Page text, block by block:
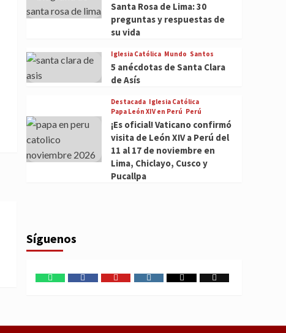
Santa Rosa de Lima: 30
preguntas y respuestas de
su vida
Iglesia Católica Mundo Santos
5 anécdotas de Santa Clara
de Asís
Destacada Iglesia Católica
Papa León XIV en Perú Perú
¡Es oficial! Vaticano confirmó
visita de León XIV a Perú del
11 al 17 de noviembre en
Lima, Chiclayo, Cusco y
Pucallpa
Síguenos
WhatsAppFacebookYoutubeInstagram
X TikTok